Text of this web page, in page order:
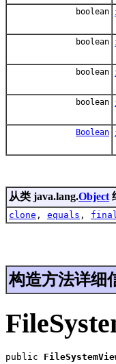
boolean
boolean
boolean
boolean
Boolean
从类 java.lang.Object
clone , equals ,
构造方法详细
public